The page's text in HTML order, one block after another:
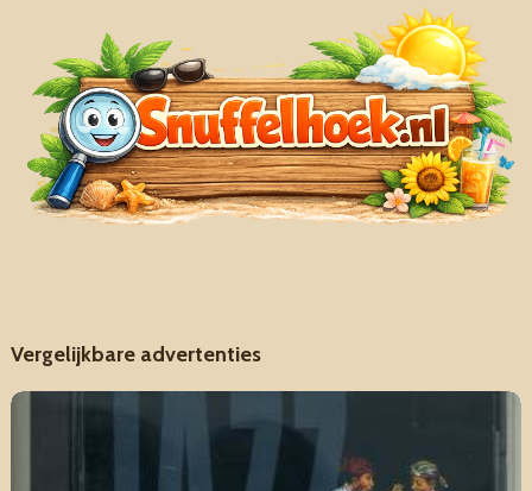
Vergelijkbare advertenties